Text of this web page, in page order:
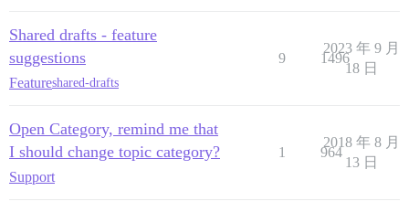
Shared drafts - feature
suggestions
Featureshared-drafts
9 1496
2023 年 9 月
18 日
Open Category, remind me that
I should change topic category?
Support
1 964
2018 年 8 月
13 日